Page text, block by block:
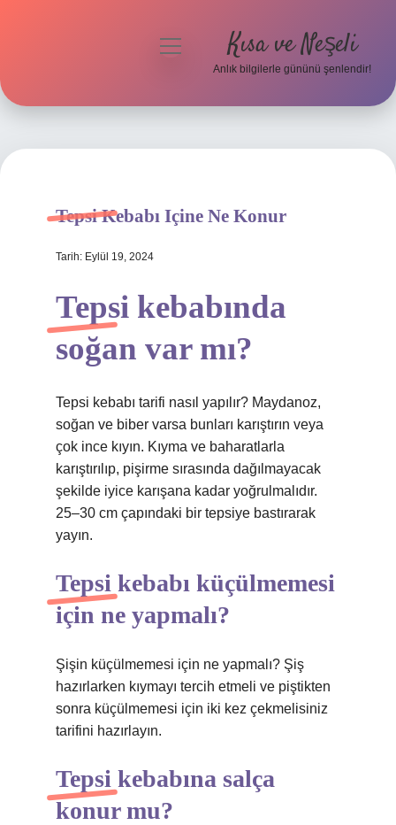
Hakkımızda
menüyü
Kısa ve Neşeli
Anlık bilgilerle gününü şenlendir!
Tepsi Kebabı Içine Ne Konur
Tarih: Eylül 19, 2024
Tepsi kebabında
soğan var mı?
Tepsi kebabı tarifi nasıl yapılır? Maydanoz,
soğan ve biber varsa bunları karıştırın veya
çok ince kıyın. Kıyma ve baharatlarla
karıştırılıp, pişirme sırasında dağılmayacak
şekilde iyice karışana kadar yoğrulmalıdır.
25–30 cm çapındaki bir tepsiye bastırarak
yayın.
Tepsi kebabı küçülmemesi
için ne yapmalı?
Şişin küçülmemesi için ne yapmalı? Şiş
hazırlarken kıymayı tercih etmeli ve piştikten
sonra küçülmemesi için iki kez çekmelisiniz
tarifini hazırlayın.
Tepsi kebabına salça
konur mu?